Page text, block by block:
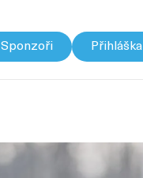
Sponzoři Přihláška